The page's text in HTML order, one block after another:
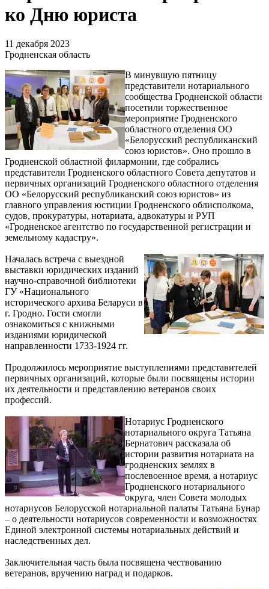
ко Дню юриста
11 декабря 2023
Гродненская область
В минувшую пятницу
представители нотариального
сообщества Гродненской области
посетили торжественное
мероприятие Гродненского
областного отделения ОО
«Белорусский республиканский
союз юристов». Оно прошло в
Гродненской областной филармонии, где собрались
представители Гродненского областного Совета депутатов и
первичных организаций Гродненского областного отделения
ОО «Белорусский республиканский союз юристов» из
главного управления юстиции Гродненского облисполкома,
судов, прокуратуры, нотариата, адвокатуры и РУП
«Гродненское агентство по государственной регистрации и
земельному кадастру».
Началась встреча с выездной
выставки юридических изданий
научно-справочной библиотеки
ГУ «Национального
исторического архива Беларуси в
г. Гродно. Гости смогли
ознакомиться с книжными
изданиями юридической
направленности 1733-1924 гг.
Продолжилось мероприятие выступлениями представителей
первичных организаций, которые были посвящены истории
их деятельности и представлению ветеранов своих
профессий.
Нотариус Гродненского
нотариального округа Татьяна
Бернатович рассказала об
истории развития нотариата на
гродненских землях в
послевоенное время, а нотариус
Гродненского нотариального
округа, член Совета молодых
нотариусов Белорусской нотариальной палаты Татьяна Бунар
– о деятельности нотариусов современности и возможностях
Единой электронной системы нотариальных действий и
наследственных дел.
Заключительная часть была посвящена чествованию
ветеранов, вручению наград и подарков.